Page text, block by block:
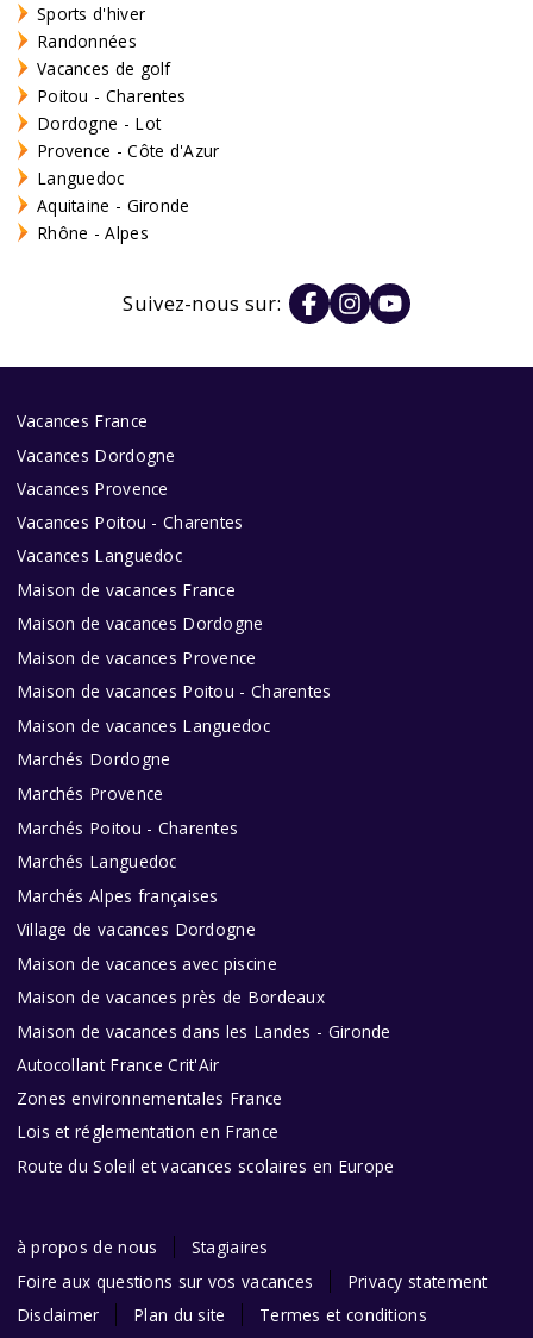
Sports d'hiver
Randonnées
Vacances de golf
Poitou - Charentes
Dordogne - Lot
Provence - Côte d'Azur
Languedoc
Aquitaine - Gironde
Rhône - Alpes
Suivez-nous sur:
Vacances France
Vacances Dordogne
Vacances Provence
Vacances Poitou - Charentes
Vacances Languedoc
Maison de vacances France
Maison de vacances Dordogne
Maison de vacances Provence
Maison de vacances Poitou - Charentes
Maison de vacances Languedoc
Marchés Dordogne
Marchés Provence
Marchés Poitou - Charentes
Marchés Languedoc
Marchés Alpes françaises
Village de vacances Dordogne
Maison de vacances avec piscine
Maison de vacances près de Bordeaux
Maison de vacances dans les Landes - Gironde
Autocollant France Crit'Air
Zones environnementales France
Lois et réglementation en France
Route du Soleil et vacances scolaires en Europe
à propos de nous
Stagiaires
Foire aux questions sur vos vacances
Privacy statement
Disclaimer
Plan du site Termes et conditions